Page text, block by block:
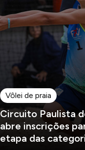
Vôlei de praia
Circuito Paulista
abre inscrições
etapa das